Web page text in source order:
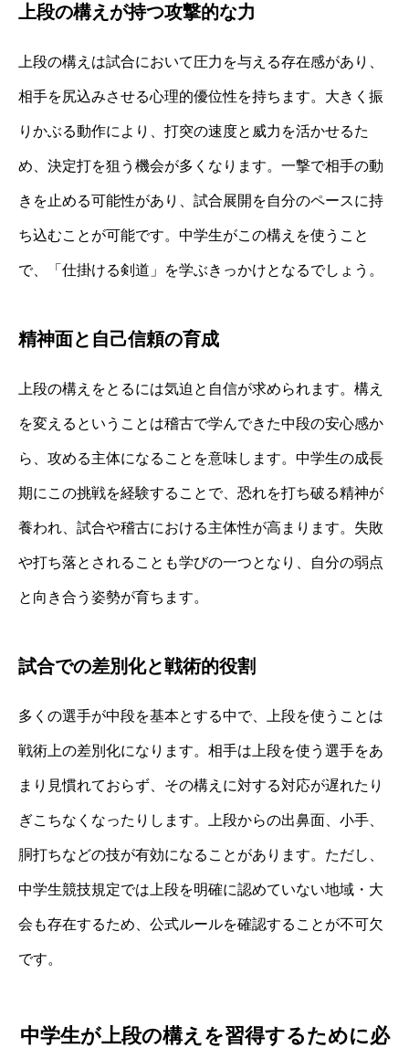
上段の構えが持つ攻撃的な力
上段の構えは試合において圧力を与える存在感があり、
相手を尻込みさせる心理的優位性を持ちます。大きく振
りかぶる動作により、打突の速度と威力を活かせるた
め、決定打を狙う機会が多くなります。一撃で相手の動
きを止める可能性があり、試合展開を自分のペースに持
ち込むことが可能です。中学生がこの構えを使うこと
で、「仕掛ける剣道」を学ぶきっかけとなるでしょう。
精神面と自己信頼の育成
上段の構えをとるには気迫と自信が求められます。構え
を変えるということは稽古で学んできた中段の安心感か
ら、攻める主体になることを意味します。中学生の成長
期にこの挑戦を経験することで、恐れを打ち破る精神が
養われ、試合や稽古における主体性が高まります。失敗
や打ち落とされることも学びの一つとなり、自分の弱点
と向き合う姿勢が育ちます。
試合での差別化と戦術的役割
多くの選手が中段を基本とする中で、上段を使うことは
戦術上の差別化になります。相手は上段を使う選手をあ
まり見慣れておらず、その構えに対する対応が遅れたり
ぎこちなくなったりします。上段からの出鼻面、小手、
胴打ちなどの技が有効になることがあります。ただし、
中学生競技規定では上段を明確に認めていない地域・大
会も存在するため、公式ルールを確認することが不可欠
です。
中学生が上段の構えを習得するために必